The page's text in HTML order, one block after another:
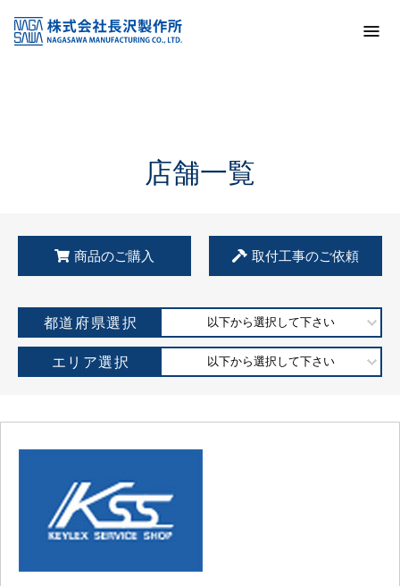
KSS加盟店・取扱店情報
店舗一覧
店舗一覧
商品のご購入 取付工事のご依頼
都道府県選択 以下から選択して下さい
エリア選択 以下から選択して下さい